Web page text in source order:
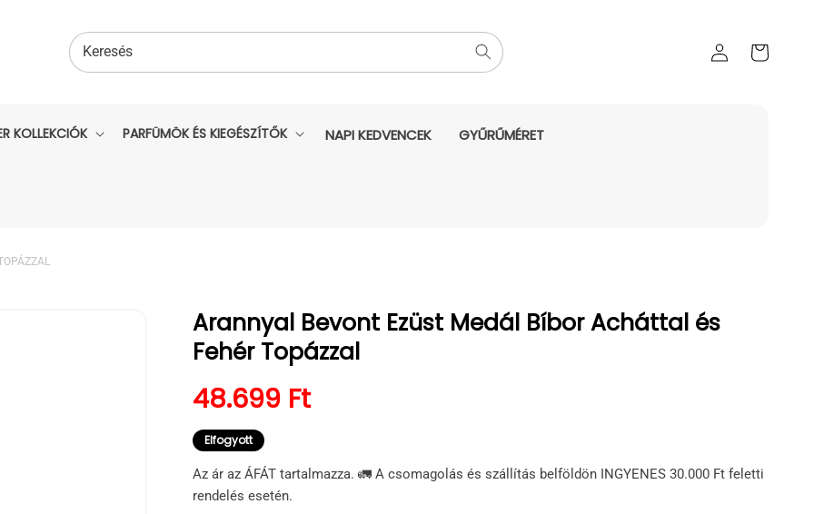
Bejelentkezés
kosara
Keresés
KOLLEKCIÓK PARFÜMÖK ÉS KIEGÉSZÍTŐK NAPI KEDVENCEK GYŰRŰMÉRET
Arannyal Bevont Ezüst Medál Bíbor Acháttal és
Fehér Topázzal
Normál ár
48.699 Ft
Elfogyott
Az ár az ÁFÁT tartalmazza. 🚛 A csomagolás és szállítás belföldön INGYENES 30.000 Ft feletti
rendelés esetén.